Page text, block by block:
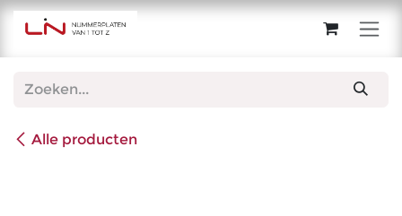
Overslaan naar inhoud
Alle producten